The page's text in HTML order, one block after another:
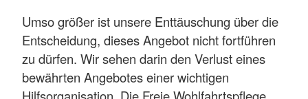
Umso größer ist unsere Enttäuschung über die
Entscheidung, dieses Angebot nicht fortführen
zu dürfen. Wir sehen darin den Verlust eines
bewährten Angebotes einer wichtigen